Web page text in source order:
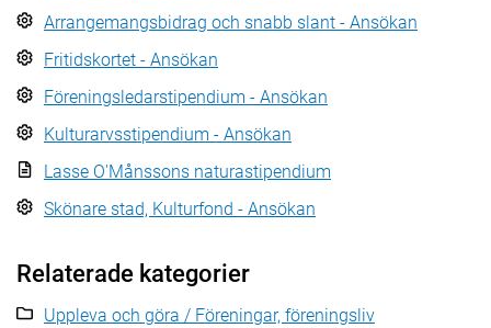
Arrangemangsbidrag och snabb slant - Ansökan
Fritidskortet - Ansökan
Föreningsledarstipendium - Ansökan
Kulturarvsstipendium - Ansökan
Lasse O'Månssons naturastipendium
Skönare stad, Kulturfond - Ansökan
Relaterade kategorier
Uppleva och göra / Föreningar, föreningsliv